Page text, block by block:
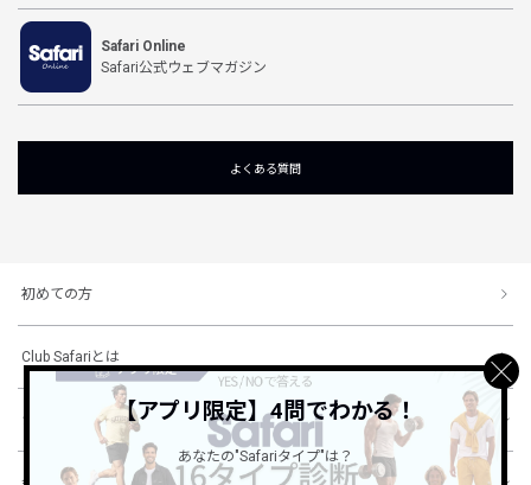
Safari Online
Safari公式ウェブマガジン
よくある質問
初めての方
Club Safariとは
ショッピングガイド【アプリ限定】4問でわかる！
あなたの"Safariタイプ"は？